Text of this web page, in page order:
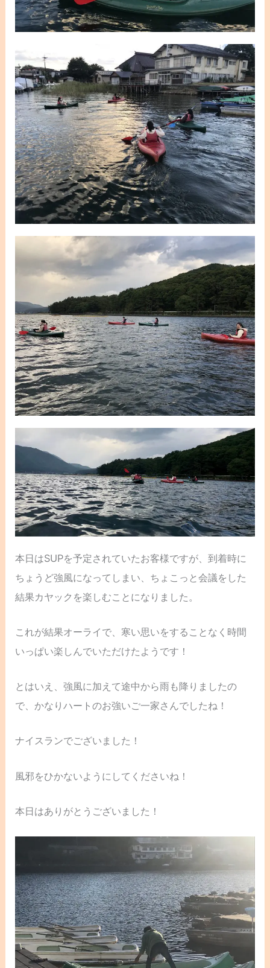
本日はSUPを予定されていたお客様ですが、到着時に
ちょうど強風になってしまい、ちょこっと会議をした
結果カヤックを楽しむことになりました。
これが結果オーライで、寒い思いをすることなく時間
いっぱい楽しんでいただけたようです！
とはいえ、強風に加えて途中から雨も降りましたの
で、かなりハートのお強いご一家さんでしたね！
ナイスランでございました！
風邪をひかないようにしてくださいね！
本日はありがとうございました！